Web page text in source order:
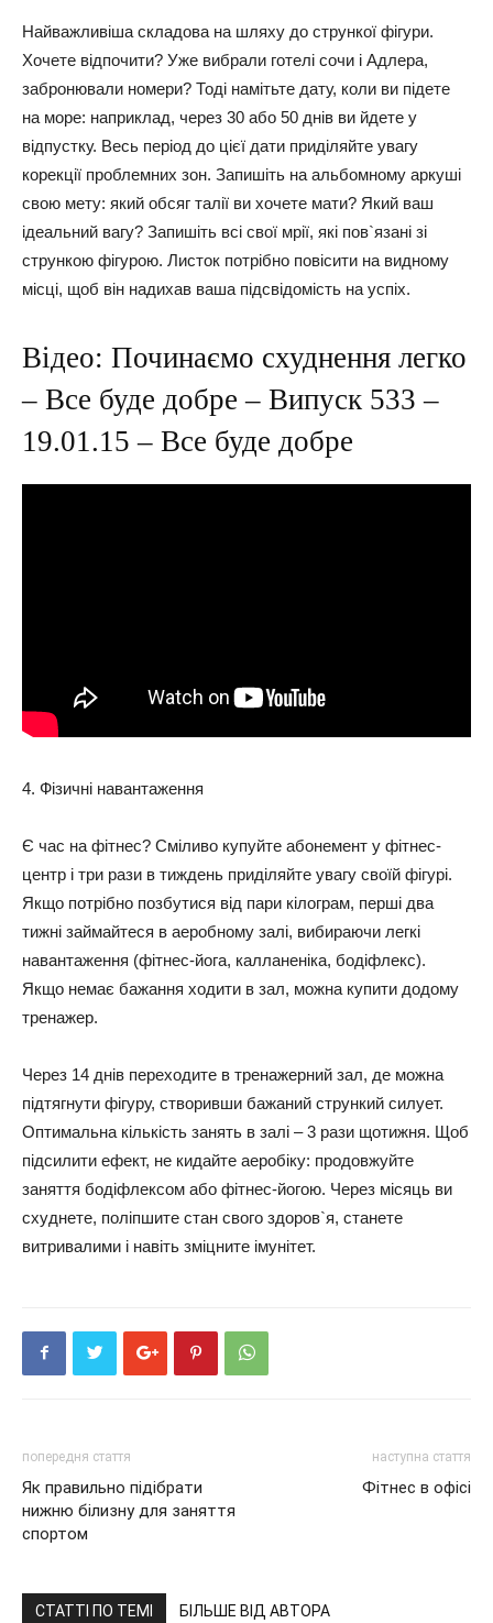
Найважливіша складова на шляху до стрункої фігури.
Хочете відпочити? Уже вибрали готелі сочи і Адлера,
забронювали номери? Тоді намітьте дату, коли ви підете
на море: наприклад, через 30 або 50 днів ви йдете у
відпустку. Весь період до цієї дати приділяйте увагу
корекції проблемних зон. Запишіть на альбомному аркуші
свою мету: який обсяг талії ви хочете мати? Який ваш
ідеальний вагу? Запишіть всі свої мрії, які пов`язані зі
стрункою фігурою. Листок потрібно повісити на видному
місці, щоб він надихав ваша підсвідомість на успіх.
Відео: Починаємо схуднення легко
– Все буде добре – Випуск 533 –
19.01.15 – Все буде добре
4. Фізичні навантаження
Є час на фітнес? Сміливо купуйте абонемент у фітнес-
центр і три рази в тиждень приділяйте увагу своїй фігурі.
Якщо потрібно позбутися від пари кілограм, перші два
тижні займайтеся в аеробному залі, вибираючи легкі
навантаження (фітнес-йога, калланеніка, бодіфлекс).
Якщо немає бажання ходити в зал, можна купити додому
тренажер.
Через 14 днів переходите в тренажерний зал, де можна
підтягнути фігуру, створивши бажаний стрункий силует.
Оптимальна кількість занять в залі – 3 рази щотижня. Щоб
підсилити ефект, не кидайте аеробіку: продовжуйте
заняття бодіфлексом або фітнес-йогою. Через місяць ви
схуднете, поліпшите стан свого здоров`я, станете
витривалими і навіть зміцните імунітет.
попередня стаття
Як правильно підібрати
нижню білизну для заняття
спортом
наступна стаття
Фітнес в офісі
СТАТТІ ПО ТЕМІ БІЛЬШЕ ВІД АВТОРА